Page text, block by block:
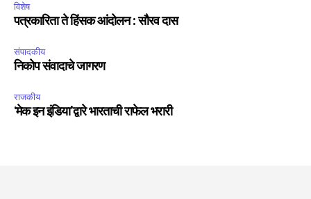
विशेष
पत्रकारिता ते हिंसक आंदोलन : सौरव दास
संपादकीय
निकोप संवादाचे जागरण
राजकीय
‘मेक इन इंडिया’द्वारे भारताची राफेल भरारी